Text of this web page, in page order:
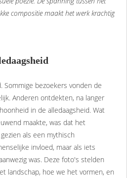
compositie maakt het werk krachtig
Sommige bezoekers vonden de
Anderen ontdekten, na langer
in de alledaagsheid. Wat
maakte, was dat het
als een mythisch
invloed, maar als iets
was. Deze foto's stelden
landschap, hoe we het vormen, en